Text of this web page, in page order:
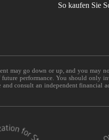
So kaufen Sie
go down or up, and you may
performance. You should only
consult an independent financial